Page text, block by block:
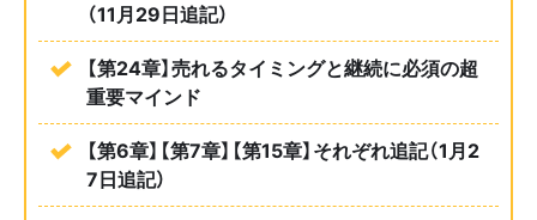
（11月29日追記）
【第24章】売れるタイミングと継続に必須の超
重要マインド
【第6章】【第7章】【第15章】それぞれ追記（1月2
7日追記）